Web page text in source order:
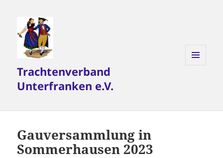
Trachtenverband
Unterfranken e.V.
Gauversammlung in
Sommerhausen 2023